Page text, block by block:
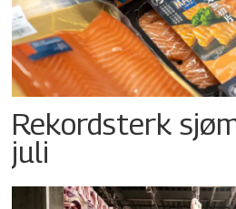
Rekordsterk
juli